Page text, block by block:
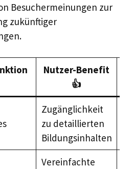
Besuchermeinungen zur
zukünftiger
Nutzer-Benefit
👍
Zugänglichkeit
zu detaillierten
Bildungsinhalten
Vereinfachte